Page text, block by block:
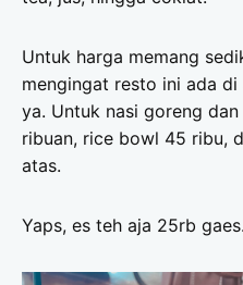
Untuk harga memang
mengingat resto ini ada
ya. Untuk nasi goreng
ribuan, rice bowl 45 ribu,
atas.
Yaps, es teh aja 25rb